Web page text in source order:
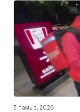
5 тамыз, 2026